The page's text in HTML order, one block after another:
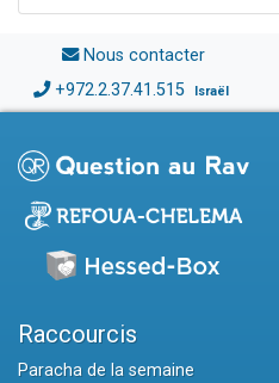
Nous contacter
+972.2.37.41.515 Israël
Raccourcis
Paracha de la semaine